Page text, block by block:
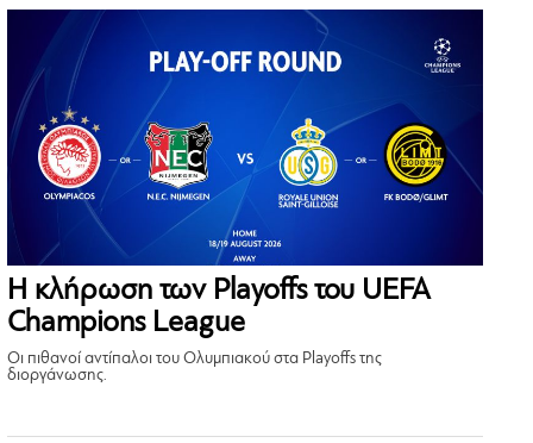
Η κλήρωση των Playoffs του UEFA
Champions League
Οι πιθανοί αντίπαλοι του Ολυμπιακού στα Playoffs της
διοργάνωσης.